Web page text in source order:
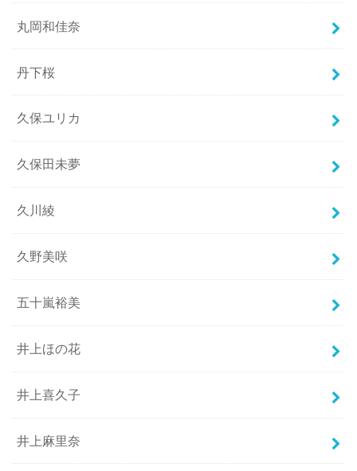
丸岡和佳奈
丹下桜
久保ユリカ
久保田未夢
久川綾
久野美咲
五十嵐裕美
井上ほの花
井上喜久子
井上麻里奈